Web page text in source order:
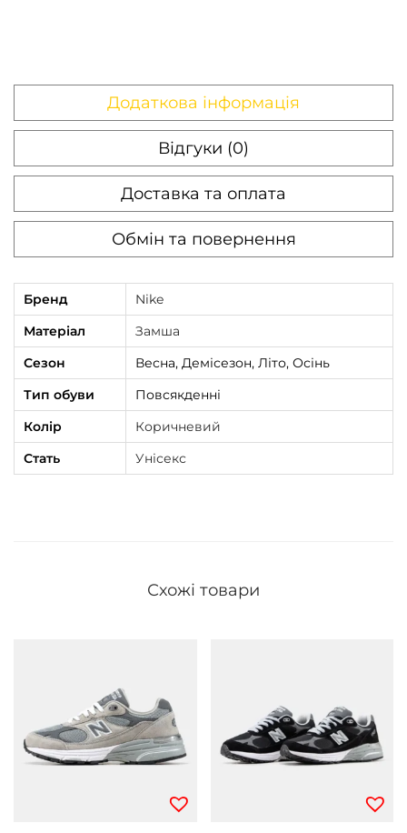
Додаткова інформація
Відгуки (0)
Доставка та оплата
Обмін та повернення
Бренд
Nike
Матеріал
Замша
Сезон
Весна, Демісезон, Літо, Осінь
Тип обуви
Повсякденні
Колір
Коричневий
Стать
Унісекс
Схожі товари